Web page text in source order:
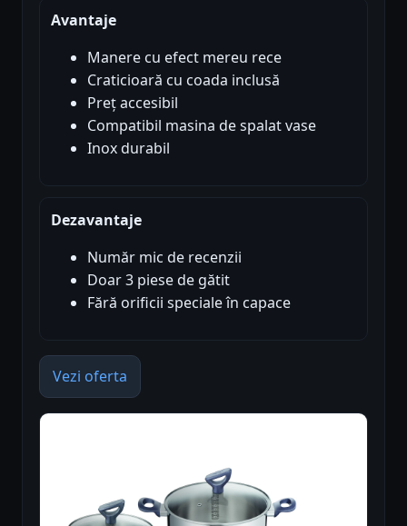
Avantaje
Manere cu efect mereu rece
Craticioară cu coada inclusă
Preț accesibil
Compatibil masina de spalat vase
Inox durabil
Dezavantaje
Număr mic de recenzii
Doar 3 piese de gătit
Fără orificii speciale în capace
Vezi oferta